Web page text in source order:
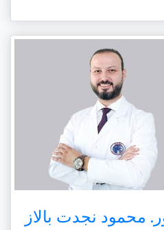
محمود نجدت بالاز